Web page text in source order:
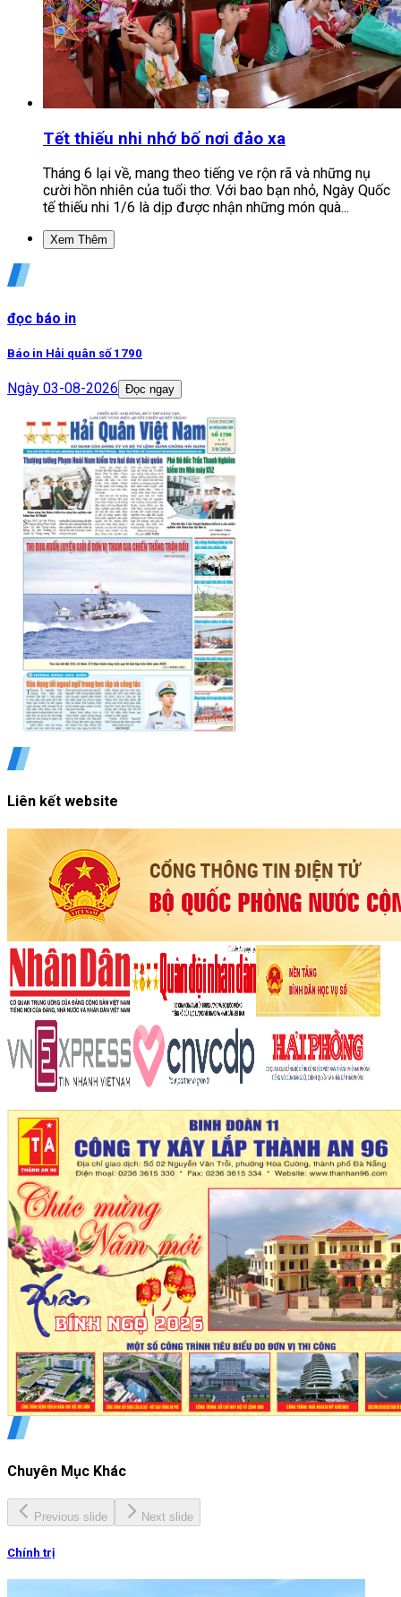
Tết thiếu nhi nhớ bố nơi đảo xa
Tháng 6 lại về, mang theo tiếng ve rộn rã và những nụ
cười hồn nhiên của tuổi thơ. Với bao bạn nhỏ, Ngày Quốc
tế thiếu nhi 1/6 là dịp được nhận những món quà...
Xem Thêm
đọc báo in
Báo in Hải quân số 1790
Ngày 03-08-2026 Đọc ngay
Liên kết website
Chuyên Mục Khác
Previous slide Next slide
Chính trị